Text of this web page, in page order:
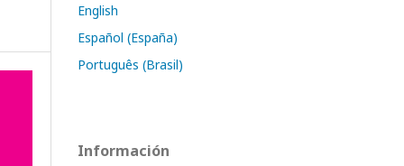
English
Español (España)
Português (Brasil)
Información